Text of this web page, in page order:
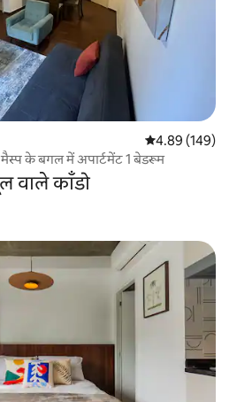
औसत रेटिंग 5 में से
4.89 (149)
मैस्प के बगल में अपार्टमेंट 1 बेडरूम
वाले काँडो